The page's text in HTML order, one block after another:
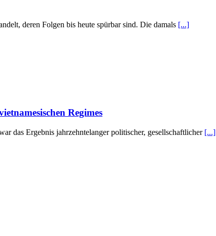
deren Folgen bis heute spürbar sind. Die damals [...]
Regimes
das Ergebnis jahrzehntelanger politischer, gesellschaftlicher [...]